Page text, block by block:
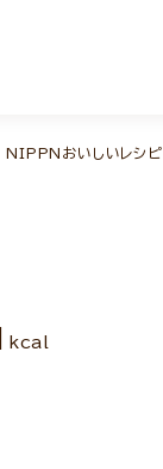
NIPPNおいしいレシピ
kcal